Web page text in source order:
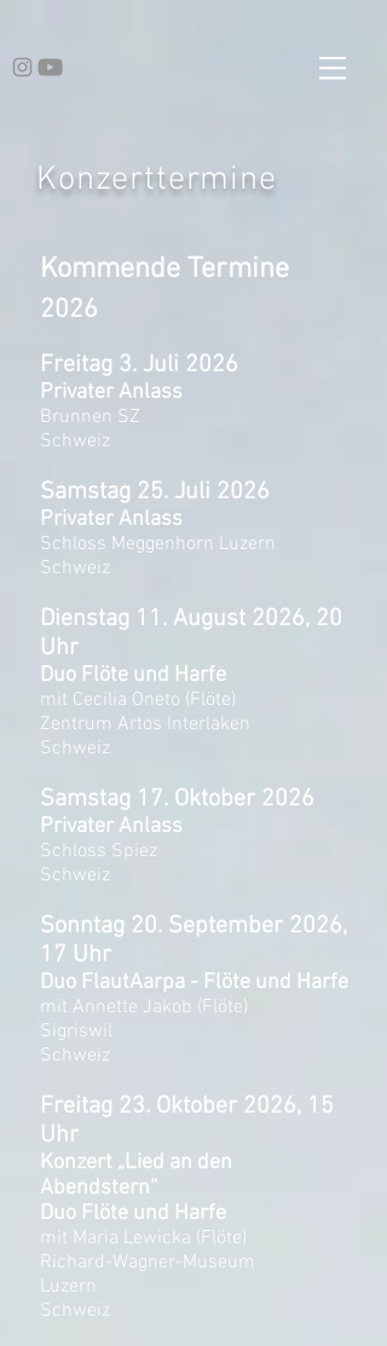
Konzerttermine
Kommende Termine
2026
Freitag 3. Juli 2026
Privater Anlass
Brunnen SZ
Schweiz
​Samstag 25. Juli 2026
Privater Anlass
Schloss Meggenhorn Luzern
Schweiz
Dienstag 11. August 2026, 20
Uhr
Duo Flöte und Harfe
mit Cecilia Oneto (Flöte)
Zentrum Artos Interlaken
Schweiz
Samstag 17. Oktober 2026
Privater Anlass
Schloss Spiez
Schweiz
Sonntag 20. September 2026,
17 Uhr
Duo FlautAarpa - Flöte und Harfe
mit Annette Jakob (Flöte)
Sigriswil
Schweiz
Freitag 23. Oktober 2026, 15
Uhr
Konzert „Lied an den
Abendstern“
Duo Flöte und Harfe
mit Maria Lewicka (Flöte)
Richard-Wagner-Museum
Luzern
Schweiz